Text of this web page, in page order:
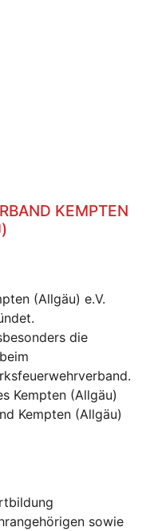
KEMPTEN
(Allgäu) e.V.
die
Kempten (Allgäu)
Kempten (Allgäu)
sowie